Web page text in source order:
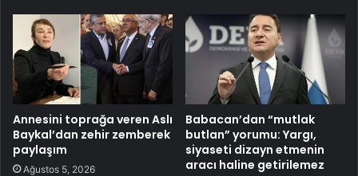
Annesini toprağa veren Aslı
Baykal’dan zehir zemberek
paylaşım
Ağustos 5, 2026
Babacan’dan “mutlak
butlan” yorumu: Yargı,
siyaseti dizayn etmenin
aracı haline getirilemez